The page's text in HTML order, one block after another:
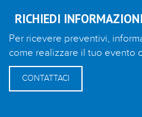
RICHIEDI INFORMAZIONI
Per ricevere preventivi,
come realizzare il tuo evento
CONTATTACI